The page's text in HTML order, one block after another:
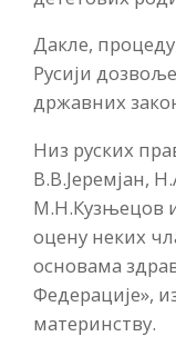
Дакле,
Русији
државних
Низ руских
В.В.Јеремјан,
М.Н.Кузњецов
оцену неких
основама
Федерације»,
материнству.